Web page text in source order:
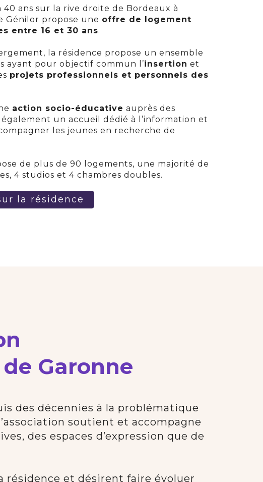
40 ans sur la rive droite de Bordeaux à
Génilor propose une offre de logement
entre 16 et 30 ans.
la résidence propose un ensemble
ayant pour objectif commun l’insertion et
projets professionnels et personnels des
action socio-éducative auprès des
un accueil dédié à l’information et
les jeunes en recherche de
de plus de 90 logements, une majorité de
4 studios et 4 chambres doubles.
la résidence
Garonne
des décennies à la problématique
soutient et accompagne
des espaces d’expression que de
résidence et désirent faire évoluer